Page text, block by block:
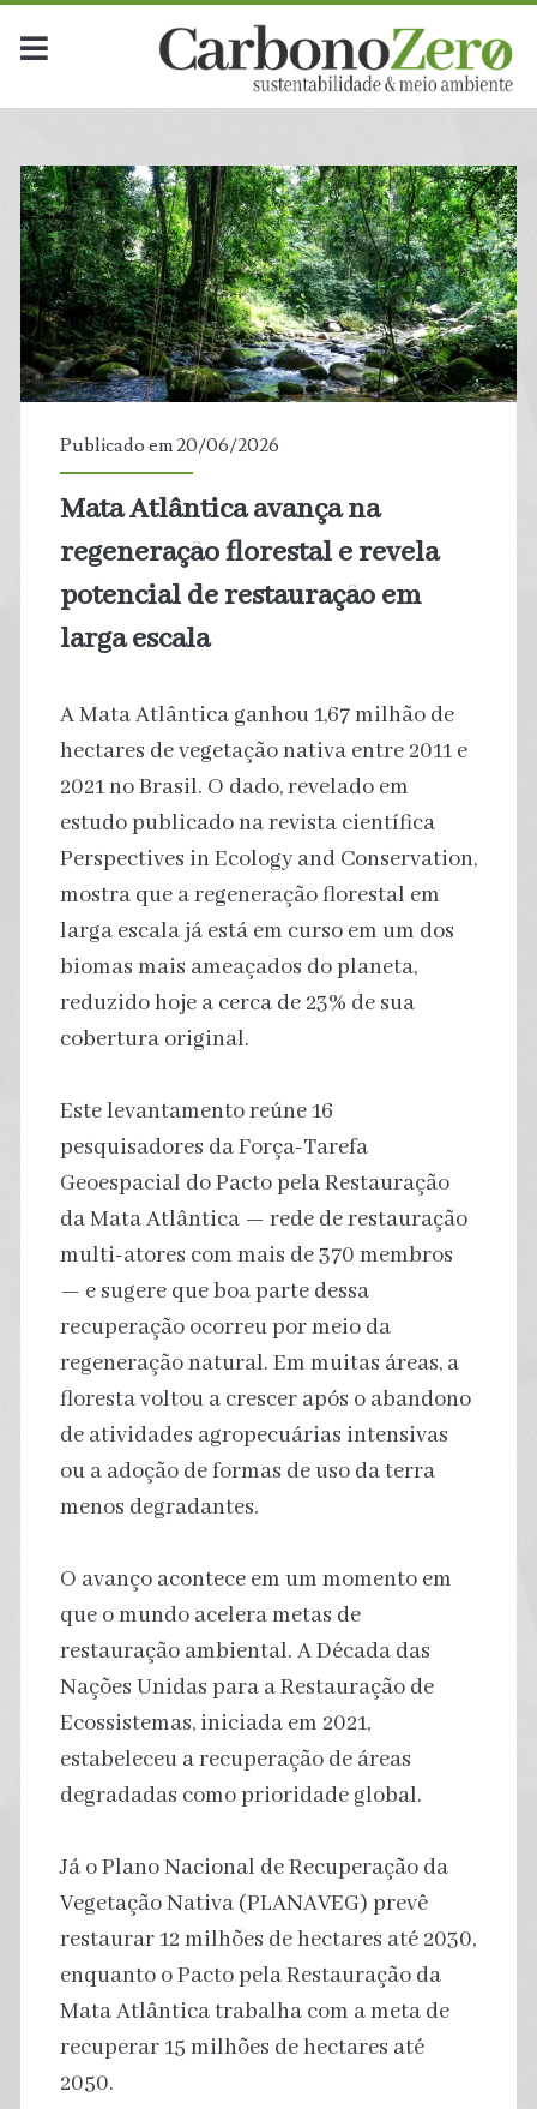
Publicado em 20/06/2026
Mata Atlântica avança na
regeneração florestal e revela
potencial de restauração em
larga escala
A Mata Atlântica ganhou 1,67 milhão de
hectares de vegetação nativa entre 2011 e
2021 no Brasil. O dado, revelado em
estudo publicado na revista científica
Perspectives in Ecology and Conservation,
mostra que a regeneração florestal em
larga escala já está em curso em um dos
biomas mais ameaçados do planeta,
reduzido hoje a cerca de 23% de sua
cobertura original.
Este levantamento reúne 16
pesquisadores da Força-Tarefa
Geoespacial do Pacto pela Restauração
da Mata Atlântica — rede de restauração
multi-atores com mais de 370 membros
— e sugere que boa parte dessa
recuperação ocorreu por meio da
regeneração natural. Em muitas áreas, a
floresta voltou a crescer após o abandono
de atividades agropecuárias intensivas
ou a adoção de formas de uso da terra
menos degradantes.
O avanço acontece em um momento em
que o mundo acelera metas de
restauração ambiental. A Década das
Nações Unidas para a Restauração de
Ecossistemas, iniciada em 2021,
estabeleceu a recuperação de áreas
degradadas como prioridade global.
Já o Plano Nacional de Recuperação da
Vegetação Nativa (PLANAVEG) prevê
restaurar 12 milhões de hectares até 2030,
enquanto o Pacto pela Restauração da
Mata Atlântica trabalha com a meta de
recuperar 15 milhões de hectares até
2050.